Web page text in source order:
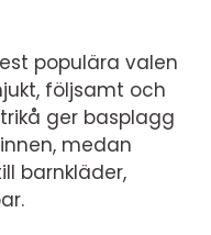
populära valen
följsamt och
ger basplagg
medan
barnkläder,